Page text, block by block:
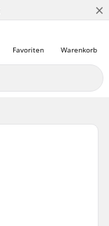
×
Warenkorb
Favoriten